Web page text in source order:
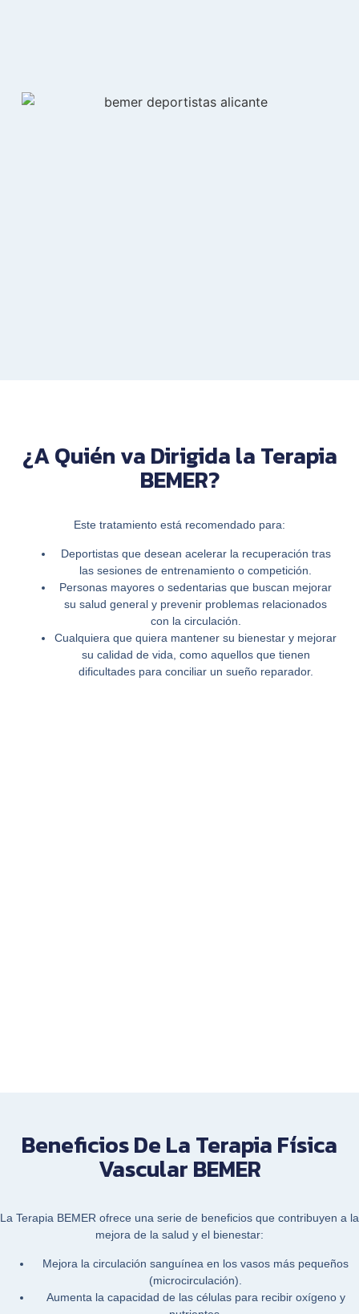
¿A Quién va Dirigida la Terapia
BEMER?
Este tratamiento está recomendado para:
Deportistasque desean acelerar la recuperación tras
las sesiones de entrenamiento o competición.
Personas mayores o sedentarias que buscan mejorar
su salud general y prevenir problemas relacionados
con la circulación.
Cualquiera que quiera mantener su bienestar y mejorar
su calidad de vida, como aquellos que tienen
dificultades para conciliar un sueño reparador.
Beneficios De La Terapia Física
Vascular BEMER
La Terapia BEMER ofrece una serie de beneficios que contribuyen a la
mejora de la salud y el bienestar:
Mejora la circulación sanguínea en los vasos más pequeños
(microcirculación).
Aumenta la capacidad de las células para recibir oxígeno y